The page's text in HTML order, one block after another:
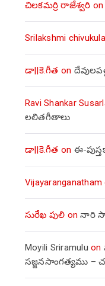
చిలకమర్రి రాజేశ్వరి
Srilakshmi chivukula
డా||కె.గీత on
Ravi Shankar
లలితగీతాలు
డా||కె.గీత on ఈ-
Vijayaranganatham
సురేఖ పులి onనారి
Moyili Sriramulu on
సజ్జనసాంగత్యము –